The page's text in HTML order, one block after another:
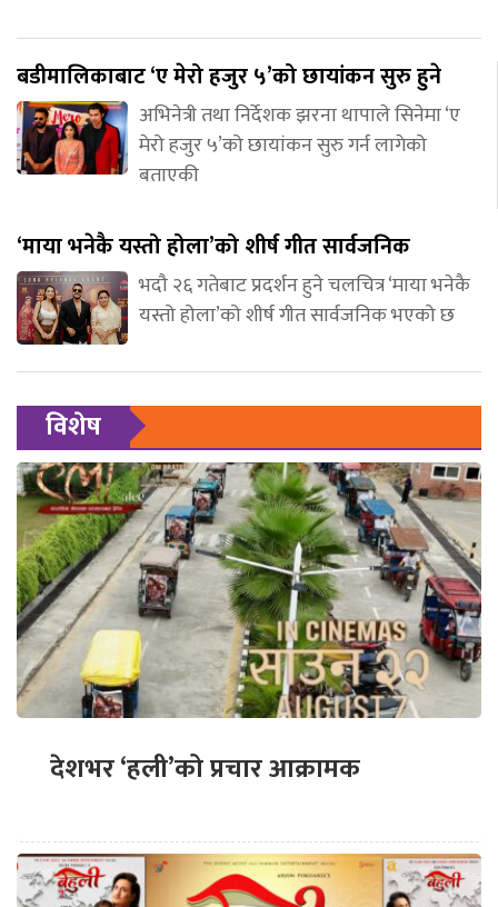
बडीमालिकाबाट ‘ए मेरो हजुर ५’को छायांकन सुरु हुने
अभिनेत्री तथा निर्देशक झरना थापाले सिनेमा ‘ए
मेरो हजुर ५’को छायांकन सुरु गर्न लागेको
बताएकी
‘माया भनेकै यस्तो होला’को शीर्ष गीत सार्वजनिक
भदौ २६ गतेबाट प्रदर्शन हुने चलचित्र ‘माया भनेकै
यस्तो होला’को शीर्ष गीत सार्वजनिक भएको छ
विशेष
देशभर ‘हली’को प्रचार आक्रामक